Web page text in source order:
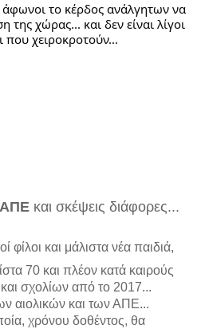
το κέρδος ανάλγητων να
χώρας... και δεν είναι λίγοι
που χειροκροτούν...
ΑΠΕ και σκέψεις διάφορες...
φίλοι και μάλιστα νέα παιδιά,
70 και πλέον κατά καιρούς
σχολίων από το 2017...
αιολικών και των ΑΠΕ...
χρόνου δοθέντος, θα